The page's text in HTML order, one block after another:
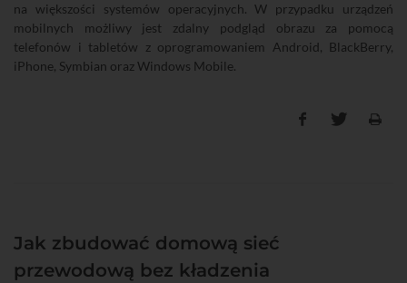
na większości systemów operacyjnych. W przypadku urządzeń
mobilnych możliwy jest zdalny podgląd obrazu za pomocą
telefonów i tabletów z oprogramowaniem Android, BlackBerry,
iPhone, Symbian oraz Windows Mobile.
Jak zbudować domową sieć
przewodową bez kładzenia